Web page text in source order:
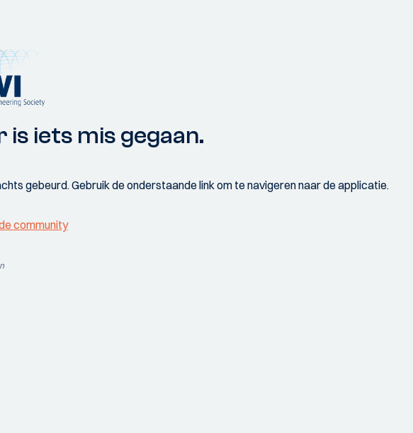
is iets mis gegaan.
gebeurd. Gebruik de onderstaande link om te navigeren naar de applicatie.
community